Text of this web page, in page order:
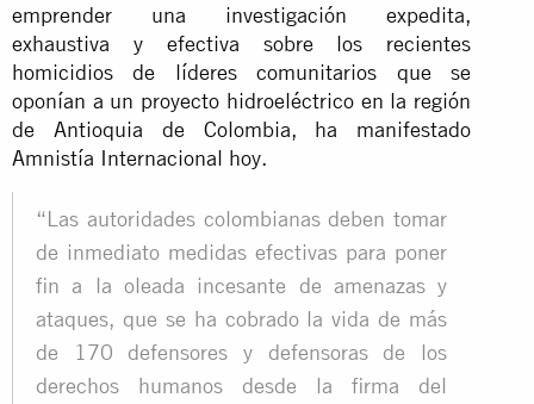
emprender una investigación expedita,
exhaustiva y efectiva sobre los recientes
homicidios de líderes comunitarios que se
oponían a un proyecto hidroeléctrico en la región
de Antioquia de Colombia, ha manifestado
Amnistía Internacional hoy.
“Las autoridades colombianas deben tomar
de inmediato medidas efectivas para poner
fin a la oleada incesante de amenazas y
ataques, que se ha cobrado la vida de más
de 170 defensores y defensoras de los
derechos humanos desde la firma del